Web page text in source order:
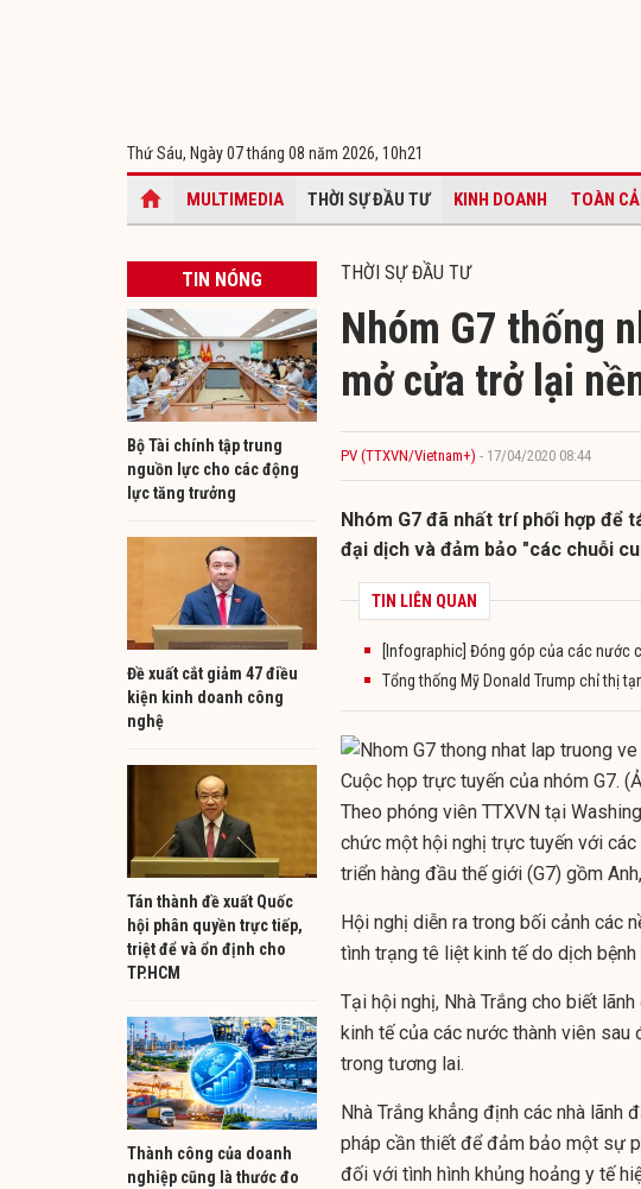
Thứ Sáu, Ngày 07 tháng 08 năm 2026, 10h21
MULTIMEDIA THỜI SỰ ĐẦU TƯ KINH DOANH TOÀN
TIN NÓNG
Bộ Tài chính tập trung
nguồn lực cho các động
lực tăng trưởng
​Đề xuất cắt giảm 47 điều
kiện kinh doanh công
nghệ
Tán thành đề xuất Quốc
hội phân quyền trực tiếp,
triệt để và ổn định cho
TP.HCM
Thành công của doanh
nghiệp cũng là thước đo
THỜI SỰ ĐẦU TƯ
Nhóm G7 thống
mở cửa trở lại
PV (TTXVN/Vietnam+) - 17/04/2020 08:44
Nhóm G7 đã nhất trí phối hợp để
đại dịch và đảm bảo "các chuỗi
TIN LIÊN QUAN
[Infographic] Đóng góp của các nước
Tổng thống Mỹ Donald Trump chỉ thị
Cuộc họp trực tuyến của nhóm G7.
Theo phóng viên TTXVN tại
chức một hội nghị trực tuyến với các
triển hàng đầu thế giới (G7) gồm
Hội nghị diễn ra trong bối cảnh các
tình trạng tê liệt kinh tế do dịch
Tại hội nghị, Nhà Trắng cho biết lãnh
kinh tế của các nước thành viên
trong tương lai.
Nhà Trắng khẳng định các nhà lãnh
pháp cần thiết để đảm bảo một sự
đối với tình hình khủng hoảng y tế